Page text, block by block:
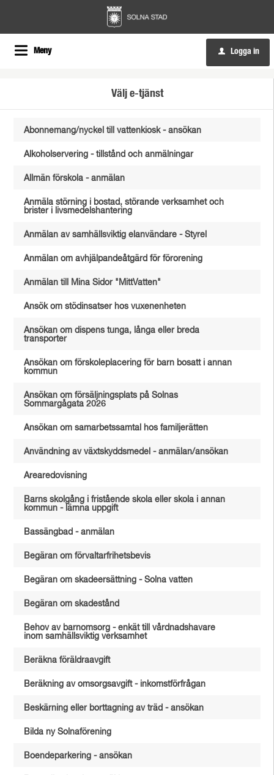
Meny u Logga in
Välj e-tjänst
Abonnemang/nyckel till vattenkiosk - ansökan
Alkoholservering - tillstånd och anmälningar
Allmän förskola - anmälan
Anmäla störning i bostad, störande verksamhet och
brister i livsmedelshantering
Anmälan av samhällsviktig elanvändare - Styrel
Anmälan om avhjälpandeåtgärd för förorening
Anmälan till Mina Sidor "MittVatten"
Ansök om stödinsatser hos vuxenenheten
Ansökan om dispens tunga, långa eller breda
transporter
Ansökan om förskoleplacering för barn bosatt i annan
kommun
Ansökan om försäljningsplats på Solnas
Sommargågata 2026
Ansökan om samarbetssamtal hos familjerätten
Användning av växtskyddsmedel - anmälan/ansökan
Arearedovisning
Barns skolgång i fristående skola eller skola i annan
kommun - lämna uppgift
Bassängbad - anmälan
Begäran om förvaltarfrihetsbevis
Begäran om skadeersättning - Solna vatten
Begäran om skadestånd
Behov av barnomsorg - enkät till vårdnadshavare
inom samhällsviktig verksamhet
Beräkna föräldraavgift
Beräkning av omsorgsavgift - inkomstförfrågan
Beskärning eller borttagning av träd - ansökan
Bilda ny Solnaförening
Boendeparkering - ansökan